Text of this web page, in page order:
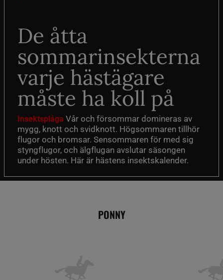
De åtta
sommarinsekterna
varje hästägare
måste ha koll på
Insektsplåga Vår och försommar domineras av
mygg, knott och svidknott. Högsommaren tillhör
flugor och bromsar. Sensommaren för med sig
styngflugor, och älgflugan avslutar säsongen
under hösten. Här är hästens insektskalender.
PONNY